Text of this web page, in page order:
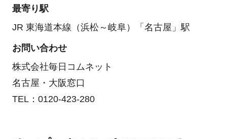
最寄り駅
JR 東海道本線（浜松～岐阜）「名古屋」駅
お問い合わせ
株式会社毎日コムネット
名古屋・大阪窓口
TEL：0120-423-280